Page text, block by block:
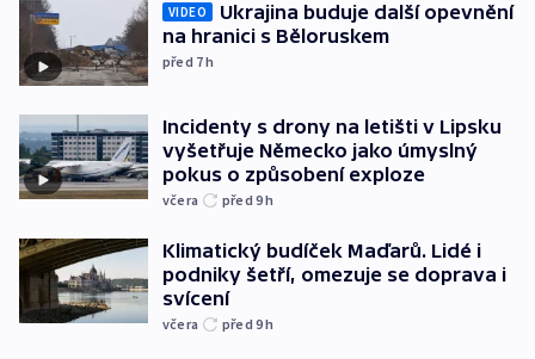
VIDEO
Ukrajina buduje další opevnění
na hranici s Běloruskem
před 7h
Incidenty s drony na letišti v Lipsku
vyšetřuje Německo jako úmyslný
pokus o způsobení exploze
včera před 9h
Klimatický budíček Maďarů. Lidé i
podniky šetří, omezuje se doprava i
svícení
včera před 9h